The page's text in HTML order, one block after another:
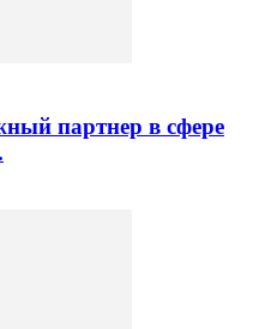
партнер в сфере